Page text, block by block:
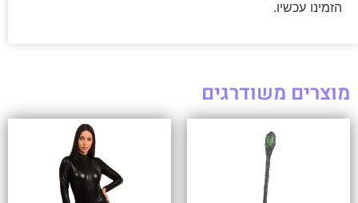
הזמינו עכשיו.
מוצרים משודרגים